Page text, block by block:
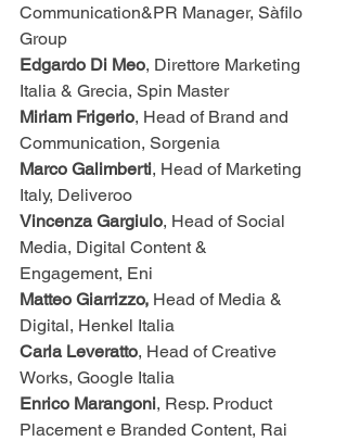
Communication&PR Manager, Sàfilo
Group
Edgardo Di Meo, Direttore Marketing
Italia & Grecia, Spin Master
Miriam Frigerio, Head of Brand and
Communication, Sorgenia
Marco Galimberti, Head of Marketing
Italy, Deliveroo
Vincenza Gargiulo, Head of Social
Media, Digital Content &
Engagement, Eni
Matteo Giarrizzo, Head of Media &
Digital, Henkel Italia
Carla Leveratto, Head of Creative
Works, Google Italia
Enrico Marangoni, Resp. Product
Placement e Branded Content, Rai